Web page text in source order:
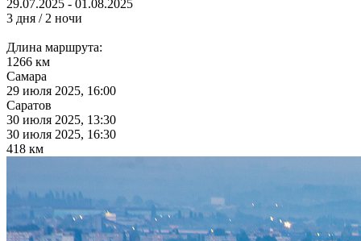
29.07.2025 - 01.08.2025
3 дня / 2 ночи
Длина маршрута:
1266 км
Самара
29 июля 2025, 16:00
Саратов
30 июля 2025, 13:30
30 июля 2025, 16:30
418 км